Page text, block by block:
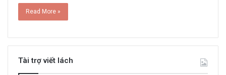
Read More »
Tài trợ viết lách